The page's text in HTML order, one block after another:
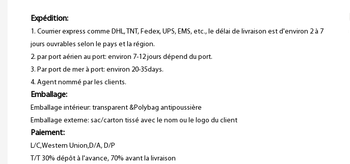
Expédition:
1. Courrier express comme DHL, TNT, Fedex, UPS, EMS, etc., le délai de livraison est d'environ 2 à 7
jours ouvrables selon le pays et la région.
2. par port aérien au port: environ 7-12 jours dépend du port.
3. Par port de mer à port: environ 20-35days.
4. Agent nommé par les clients.
Emballage:
Emballage intérieur: transparent &Polybag antipoussière
Emballage externe: sac/carton tissé avec le nom ou le logo du client
Paiement:
L/C,Western Union,D/A, D/P
T/T 30% dépôt à l'avance, 70% avant la livraison